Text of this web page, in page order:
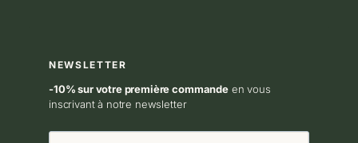
? 🇫🇷
NEWSLETTER
-10% sur votre première commandeen vous
inscrivant à notre newsletter